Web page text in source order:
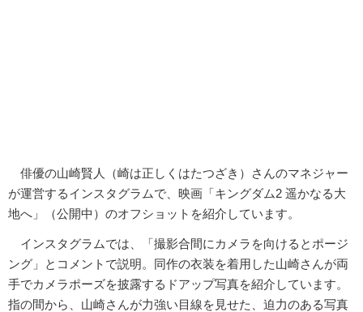
俳優の山崎賢人（崎は正しくはたつざき）さんのマネジャー
が運営するインスタグラムで、映画「キングダム2 遥かなる大
地へ」（公開中）のオフショットを紹介しています。
インスタグラムでは、「撮影合間にカメラを向けるとポージ
ング」とコメントで説明。同作の衣装を着用した山崎さんが両
手でカメラポーズを披露するドアップ写真を紹介しています。
指の間から、山崎さんが力強い目線を見せた、迫力のある写真